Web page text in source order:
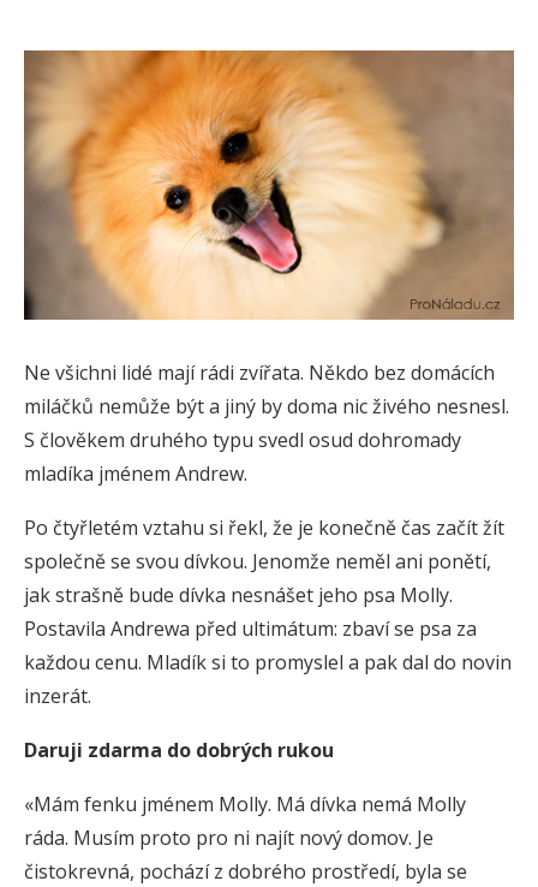
Ne všichni lidé mají rádi zvířata. Někdo bez domácích
miláčků nemůže být a jiný by doma nic živého nesnesl.
S člověkem druhého typu svedl osud dohromady
mladíka jménem Andrew.
Po čtyřletém vztahu si řekl, že je konečně čas začít žít
společně se svou dívkou. Jenomže neměl ani ponětí,
jak strašně bude dívka nesnášet jeho psa Molly.
Postavila Andrewa před ultimátum: zbaví se psa za
každou cenu. Mladík si to promyslel a pak dal do novin
inzerát.
Daruji zdarma do dobrých rukou
«Mám fenku jménem Molly. Má dívka nemá Molly
ráda. Musím proto pro ni najít nový domov. Je
čistokrevná, pochází z dobrého prostředí, byla se